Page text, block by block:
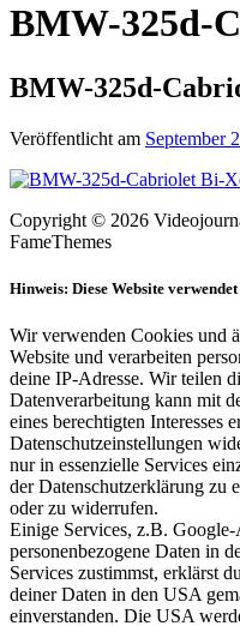
BMW-325d-
BMW-325d-
Veröffentlicht am September
Copyright © 2026
FameThemes
Hinweis: Diese Website
Wir verwenden Cookies und
Website und verarbeiten
deine IP-Adresse. Wir teilen
Datenverarbeitung kann mit
eines berechtigten Interesses
Datenschutzeinstellungen
nur in essenzielle Services
der Datenschutzerklärung zu
oder zu widerrufen.
Einige Services, z.B.
personenbezogene Daten in
Services zustimmst, erklärst
deiner Daten in den USA
einverstanden. Die USA